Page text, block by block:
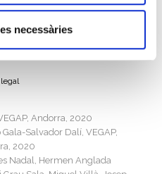
necessàries
cookies
Andorra, 2020
Salvador Dalí, VEGAP,
2020
Nadal, Hermen Anglada